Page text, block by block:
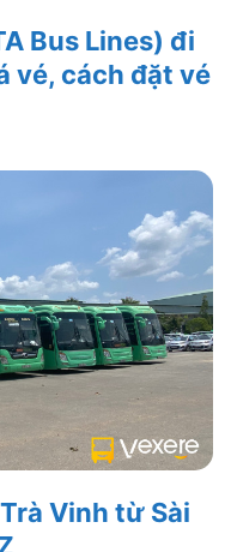
Bus Lines) đi
vé, cách đặt vé
Vinh từ Sài